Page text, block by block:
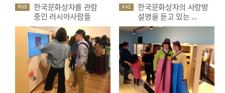
RUS
한국문화상자를 관람
중인 러시아사람들
KAZ
한국문화상자의 사랑방
설명을 듣고 있는 ...